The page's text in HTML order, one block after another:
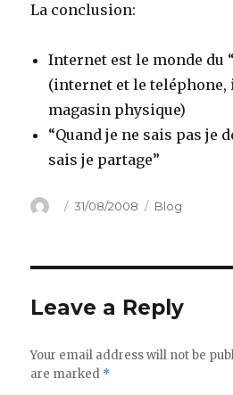
La conclusion:
Internet est le monde du
(internet et le teléphone,
magasin physique)
“Quand je ne sais pas je
sais je partage”
Author
Posted
31/08/2008 Categories
Blog
Leave a Reply
Your email address will not be
are marked *